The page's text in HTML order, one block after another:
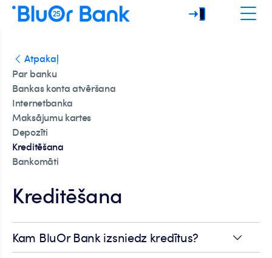
Atpakaļ
Par banku
Bankas konta atvēršana
Internetbanka
Maksājumu kartes
Depozīti
Kreditēšana
Bankomāti
Kreditēšana
Kam BluOr Bank izsniedz kredītus?